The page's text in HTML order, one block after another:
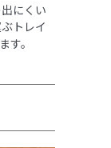
にくい
トレイ
す。